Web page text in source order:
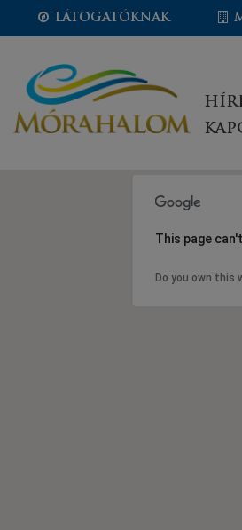
LÁTOGATÓKNAK
This page
Do you own this